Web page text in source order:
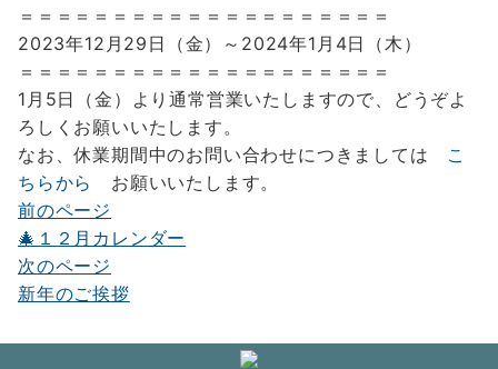
＝＝＝＝＝＝＝＝＝＝＝＝＝＝＝＝＝＝＝＝
2023年12月29日（金）～2024年1月4日（木）
＝＝＝＝＝＝＝＝＝＝＝＝＝＝＝＝＝＝＝＝
1月5日（金）より通常営業いたしますので、どうぞよ
ろしくお願いいたします。
なお、休業期間中のお問い合わせにつきましては こ
ちらから
お願いいたします。
投
稿
ナ
前のページ
🎄１２月カレンダー
次のページ
新年のご挨拶